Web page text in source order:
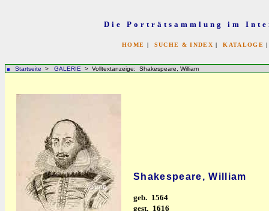
Die Porträtsammlung im
HOME | SUCHE & INDEX |KATALOGE
Startseite > GALERIE > Volltextanzeige: Shakespeare, William
Shakespeare, William
geb. 1564
gest. 1616